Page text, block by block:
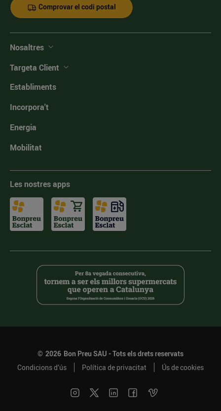
Comprovar el codi postal
Nosaltres
Targeta Client
Establiments
Incorpora't
Energia
Mobilitat
Les nostres apps
© 2026 Bon Preu SAU - Tots els drets reservats
Condicions d’ús
Política de privacitat Ús de cookies